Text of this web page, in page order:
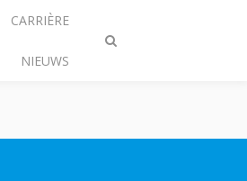
Zoeken
CARRIÈRE
NIEUWS